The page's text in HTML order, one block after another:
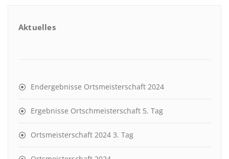
Aktuelles
Endergebnisse Ortsmeisterschaft 2024
Ergebnisse Ortschmeisterschaft 5. Tag
Ortsmeisterschaft 2024 3. Tag